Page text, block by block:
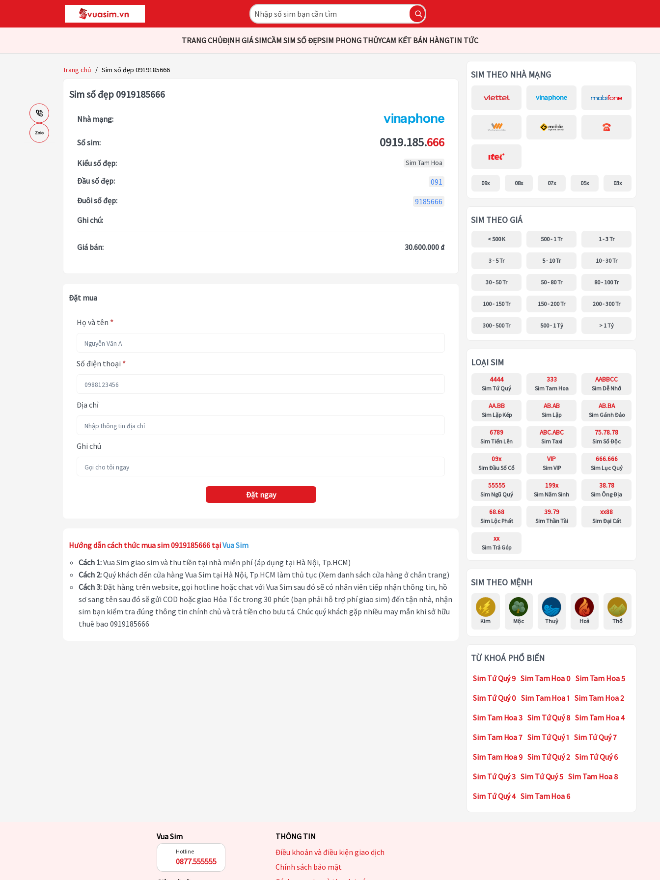
TRANG CHỦĐỊNH GIÁ SIMCẦM SIM SỐ ĐẸPSIM PHONG THỦYCAM KẾT BÁN HÀNGTIN TỨC
Trang chủ / Sim số đẹp 0919185666
Sim số đẹp 0919185666
Nhà mạng:
Số sim: 0919.185.666
Kiểu số đẹp: Sim Tam Hoa
Đầu số đẹp:
091
Đuôi số đẹp:
9185666
Ghi chú:
Giá bán: 30.600.000 ₫
Đặt mua
Họ và tên *
Số điện thoại *
Địa chỉ
Ghi chú
Đặt ngay
Hướng dẫn cách thức mua sim 0919185666 tạiVua Sim
Cách 1:Vua Sim giao sim và thu tiền tại nhà miễn phí (áp dụng tại Hà Nội, Tp.HCM)
Cách 2:Quý khách đến cửa hàng Vua Sim tại Hà Nội, Tp.HCM làm thủ tục (Xem danh sách cửa hàng ở chân trang)
Cách 3:Đặt hàng trên website, gọi hotline hoặc chat với Vua Sim sau đó sẽ có nhân viên tiếp nhận thông tin, hồ
sơ sang tên sau đó sẽ gửi COD hoặc giao Hỏa Tốc trong 30 phút (bạn phải hỗ trợ phí giao sim) đến tận nhà, nhận
sim bạn kiểm tra đúng thông tin chính chủ và trả tiền cho bưu tá. Chúc quý khách gặp nhiều may mắn khi sở hữu
thuê bao 0919185666
SIM THEO NHÀ MẠNG
09x 08x 07x 05x 03x
SIM THEO GIÁ
< 500 K 500 - 1 Tr 1 - 3 Tr
3 - 5 Tr 5 - 10 Tr 10 - 30 Tr
30 - 50 Tr 50 - 80 Tr 80 - 100 Tr
100 - 150 Tr 150 - 200 Tr 200 - 300 Tr
300 - 500 Tr 500 - 1 Tỷ > 1 Tỷ
LOẠI SIM
4444
Sim Tứ Quý
333
Sim Tam Hoa
AABBCC
Sim Dễ Nhớ
AA.BB
Sim Lặp Kép
AB.AB
Sim Lặp
AB.BA
Sim Gánh Đảo
6789
Sim Tiến Lên
ABC.ABC
Sim Taxi
75.78.78
Sim Số Độc
09x
Sim Đầu Số Cổ
VIP
Sim VIP
666.666
Sim Lục Quý
55555
Sim Ngũ Quý
199x
Sim Năm Sinh
38.78
Sim Ông Địa
68.68
Sim Lộc Phát
39.79
Sim Thần Tài
xx88
Sim Đại Cát
xx
Sim Trả Góp
SIM THEO MỆNH
Kim Mộc Thuỷ Hoả Thổ
TỪ KHOÁ PHỔ BIẾN
Sim Tứ Quý 9 Sim Tam Hoa 0 Sim Tam Hoa 5
Sim Tứ Quý 0 Sim Tam Hoa 1 Sim Tam Hoa 2
Sim Tam Hoa 3 Sim Tứ Quý 8 Sim Tam Hoa 4
Sim Tam Hoa 7 Sim Tứ Quý 1 Sim Tứ Quý 7
Sim Tam Hoa 9 Sim Tứ Quý 2 Sim Tứ Quý 6
Sim Tứ Quý 3 Sim Tứ Quý 5 Sim Tam Hoa 8
Sim Tứ Quý 4 Sim Tam Hoa 6
Vua Sim
Hotline
0877.555555
THÔNG TIN
Điều khoản và điều kiện giao dịch
Chính sách bảo mật